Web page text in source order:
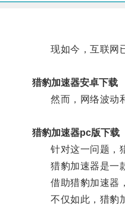
现如今，互联网已
猎豹加速器安卓下载
然而，网络波动和
猎豹加速器pc版下载
针对这一问题，猎
猎豹加速器是一款
借助猎豹加速器，
不仅如此，猎豹加